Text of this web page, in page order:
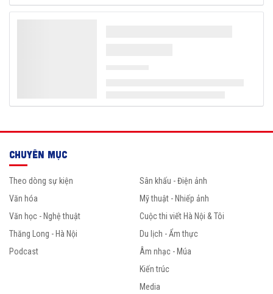
CHUYÊN MỤC
Theo dòng sự kiện
Văn hóa
Văn học - Nghệ thuật
Thăng Long - Hà Nội
Podcast
Sân khấu - Điện ảnh
Mỹ thuật - Nhiếp ảnh
Cuộc thi viết Hà Nội & Tôi
Du lịch - Ẩm thực
Âm nhạc - Múa
Kiến trúc
Media